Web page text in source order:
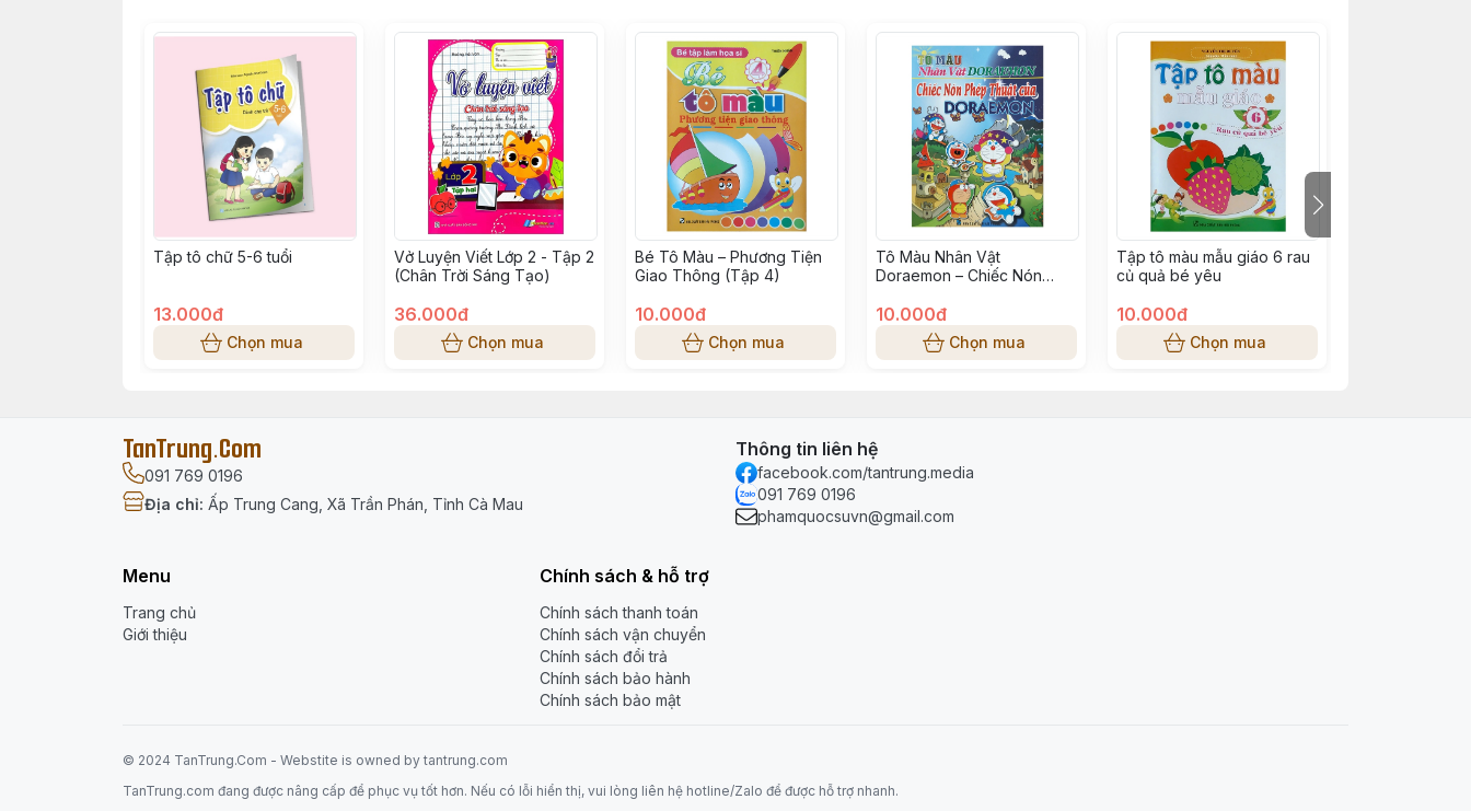
Chất lượng in ấn tốt
: Giấy dày, bám màu tốt, phù hợp cho bút chì màu, sáp, bút dạ.
Bộ sưu tập 12 chủ đề
: Bé có thể sưu tập đủ bộ “Tủ Sách Cầu Vồng” để mở rộng kiến thức và kỹ năng.
Thông tin chi tiết:
Tên sách: Bé Tô Màu – Chủ Đề Siêu Nhân
Biên soạn: Nguyễn Như Quỳnh
Đơn vị phát hành: Công ty TN Tuấn Việt
ISBN: 978-604-363-645-1
Giá bìa: 14.000đ
Độ tuổi phù hợp: 3–6 tuổi
Tập tô chữ 5-6 tuổi
13.000đ
Chọn mua
Vở Luyện Viết Lớp 2 - Tập 2
(Chân Trời Sáng Tạo)
36.000đ
Chọn mua
Bé Tô Màu – Phương Tiện
Giao Thông (Tập 4)
10.000đ
Chọn mua
Tô Màu Nhân Vật
Doraemon – Chiếc Nón
10.000đ
Chọn mua
Tập tô màu mẫu giáo 6 rau
củ quả bé yêu
10.000đ
Chọn mua
TanTrung.Com
091 769 0196
Địa chỉ: Ấp Trung Cang, Xã Trần Phán, Tỉnh Cà Mau
Thông tin liên hệ
facebook.com/tantrung.media
091 769 0196
phamquocsuvn@gmail.com
Menu
Trang chủ
Giới thiệu
Chính sách & hỗ trợ
Chính sách thanh toán
Chính sách vận chuyển
Chính sách đổi trả
Chính sách bảo hành
Chính sách bảo mật
© 2024 TanTrung.Com - Webstite is owned by tantrung.com
TanTrung.com đang được nâng cấp để phục vụ tốt hơn. Nếu có lỗi hiển thị, vui lòng liên hệ hotline/Zalo để được hỗ trợ nhanh.